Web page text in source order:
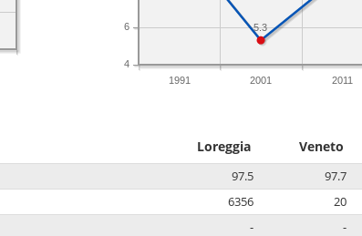
1991 2001 2011
4
6 5.3
Loreggia Veneto
97.5 97.7
6356 20
- -